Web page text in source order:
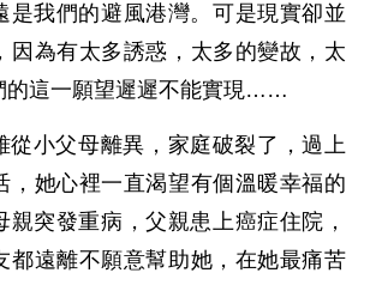
我們的避風港灣。可是現實卻並
因為有太多誘惑，太多的變故，太
的這一願望遲遲不能實現……
從小父母離異，家庭破裂了，過上
，她心裡一直渴望有個溫暖幸福的
突發重病，父親患上癌症住院，
都遠離不願意幫助她，在她最痛苦